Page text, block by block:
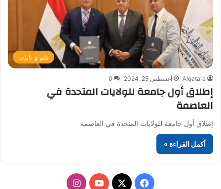
قلم و تابلت
Alqatara أغسطس 25, 2024 0
إطلاق أول جامعة للولايات المتحدة في
العاصمة
إطلاق أول جامعة للولايات المتحدة في العاصمة
أكمل القراءة »
فيسبوك
‫X
‫YouTubeانستقرام